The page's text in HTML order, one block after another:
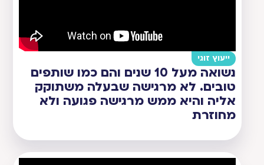
ייעוץ זוגי
נשואה מעל 10 שנים והם כמו שותפים
טובים. לא מרגישה שבעלה משתוקק
אליה והיא ממש מרגישה פגועה ולא
מחוזרת